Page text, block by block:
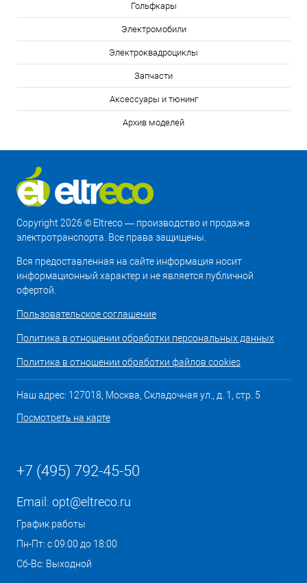
Гольфкары
Электромобили
Электроквадроциклы
Запчасти
Аксессуары и тюнинг
Архив моделей
Copyright 2026 © Eltreco — производство и продажа
электротранспорта. Все права защищены.
Вся предоставленная на сайте информация носит
информационный характер и не является публичной
офертой.
Пользовательское соглашение
Политика в отношении обработки персональных данных
Политика в отношении обработки файлов cookies
Наш адрес: 127018, Москва, Складочная ул., д. 1, стр. 5
Посмотреть на карте
+7 (495) 792-45-50
Email: opt@eltreco.ru
График работы
Пн-Пт: с 09:00 до 18:00
Сб-Вс: Выходной